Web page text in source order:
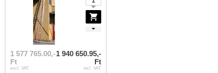
1 577 765.00,-
Ft
excl. VAT
1 940 650.95,-
Ft
incl. VAT